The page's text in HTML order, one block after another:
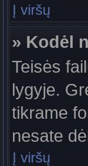
Į viršų
» Kodėl
Teisės
lygyje.
tikrame
nesate
Į viršų